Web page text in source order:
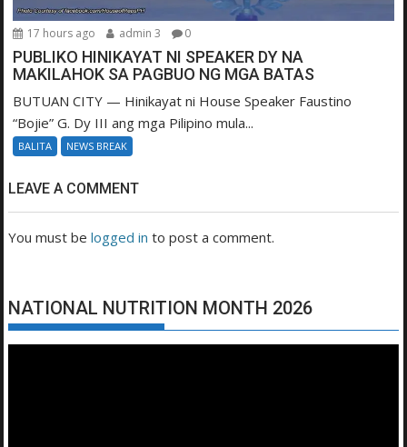
17 hours ago admin 3 0
PUBLIKO HINIKAYAT NI SPEAKER DY NA
MAKILAHOK SA PAGBUO NG MGA BATAS
BUTUAN CITY — Hinikayat ni House Speaker Faustino
“Bojie” G. Dy III ang mga Pilipino mula...
BALITA NEWS BREAK
LEAVE A COMMENT
You must belogged in to post a comment.
NATIONAL NUTRITION MONTH 2026